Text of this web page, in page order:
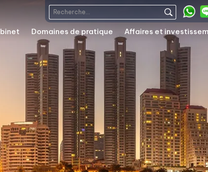
Domaines de pratique Affaires et